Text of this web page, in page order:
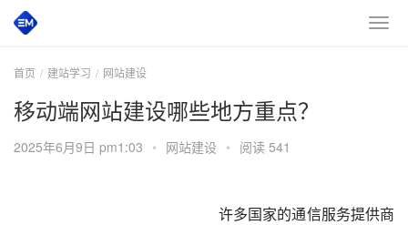
首页 建站学习 网站建设
移动端网站建设哪些地方重点？
2025年6月9日 pm1:03 • 网站建设 • 阅读 541